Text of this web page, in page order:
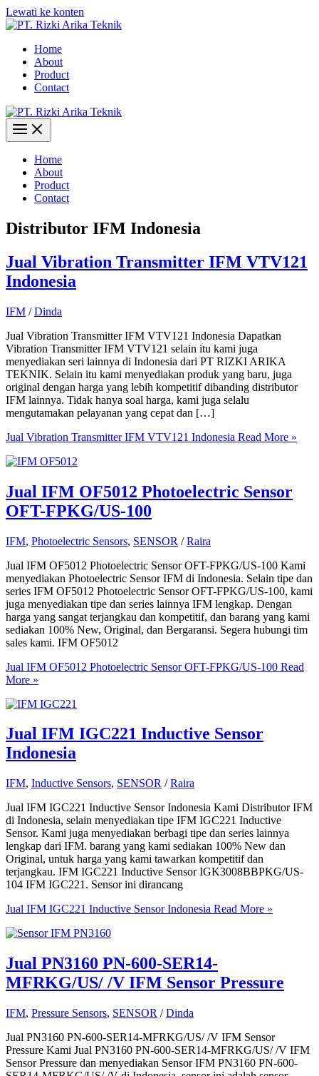
Lewati ke konten
Home
About
Product
Contact
Home
About
Product
Contact
Distributor IFM Indonesia
Jual Vibration Transmitter IFM VTV121
Indonesia
IFM /Dinda
Jual Vibration Transmitter IFM VTV121 Indonesia Dapatkan
Vibration Transmitter IFM VTV121 selain itu kami juga
menyediakan seri lainnya di Indonesia dari PT RIZKI ARIKA
TEKNIK. Selain itu kami menyediakan produk yang baru, juga
original dengan harga yang lebih kompetitif dibanding distributor
IFM lainnya. Tidak hanya soal harga, kami juga selalu
mengutamakan pelayanan yang cepat dan […]
Jual Vibration Transmitter IFM VTV121 Indonesia Read More »
Jual IFM OF5012 Photoelectric Sensor
OFT-FPKG/US-100
IFM, Photoelectric Sensors, SENSOR /Raira
Jual IFM OF5012 Photoelectric Sensor OFT-FPKG/US-100 Kami
menyediakan Photoelectric Sensor IFM di Indonesia. Selain tipe dan
series IFM OF5012 Photoelectric Sensor OFT-FPKG/US-100, kami
juga menyediakan tipe dan series lainnya IFM lengkap. Dengan
harga yang sangat terjangkau dan kompetitif, dan barang yang kami
sediakan 100% New, Original, dan Bergaransi. Segera hubungi tim
sales kami. IFM OF5012
Jual IFM OF5012 Photoelectric Sensor OFT-FPKG/US-100 Read
More »
Jual IFM IGC221 Inductive Sensor
Indonesia
IFM, Inductive Sensors, SENSOR /Raira
Jual IFM IGC221 Inductive Sensor Indonesia Kami Distributor IFM
di Indonesia, selain menyediakan tipe IFM IGC221 Inductive
Sensor. Kami juga menyediakan berbagi tipe dan series lainnya
lengkap dari IFM. barang yang kami sediakan 100% New dan
Original, untuk harga yang kami tawarkan kompetitif dan
terjangkau. IFM IGC221 Inductive Sensor IGK3008BBPKG/US-
104 IFM IGC221. Sensor ini dirancang
Jual IFM IGC221 Inductive Sensor Indonesia Read More »
Jual PN3160 PN-600-SER14-
MFRKG/US/ /V IFM Sensor Pressure
IFM, Pressure Sensors, SENSOR /Dinda
Jual PN3160 PN-600-SER14-MFRKG/US/ /V IFM Sensor
Pressure Kami Jual PN3160 PN-600-SER14-MFRKG/US/ /V IFM
Sensor Pressure dan menyediakan Sensor IFM PN3160 PN-600-